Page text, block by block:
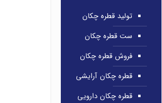
تولید قطره چکان
ست قطره چکان
فروش قطره چکان
قطره چکان آرایشی
قطره چکان دارویی